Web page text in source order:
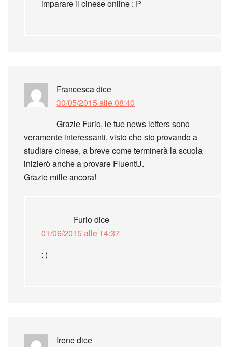
imparare il cinese online : P
Francescadice
30/05/2015 alle 08:40
Grazie Furio, le tue news letters sono
veramente interessanti, visto che sto provando a
studiare cinese, a breve come terminerà la scuola
inizierò anche a provare FluentU.
Grazie mille ancora!
Furiodice
01/06/2015 alle 14:37
: )
Irenedice